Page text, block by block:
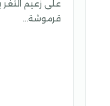
على زعيم
قرموشة…